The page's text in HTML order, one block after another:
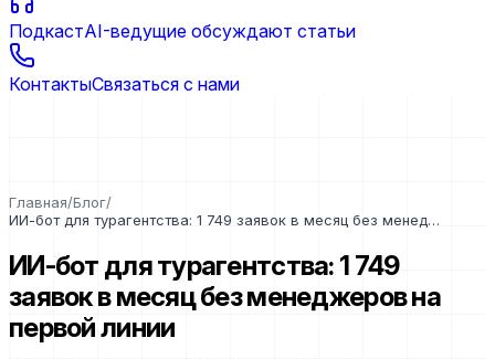
ПодкастAI-ведущие обсуждают статьи
КонтактыСвязаться с нами
Главная/Блог/
ИИ-бот для турагентства: 1 749 заявок в месяц без менеджеров на первой линии
ИИ-бот для турагентства: 1 749
заявок в месяц без менеджеров на
первой линии